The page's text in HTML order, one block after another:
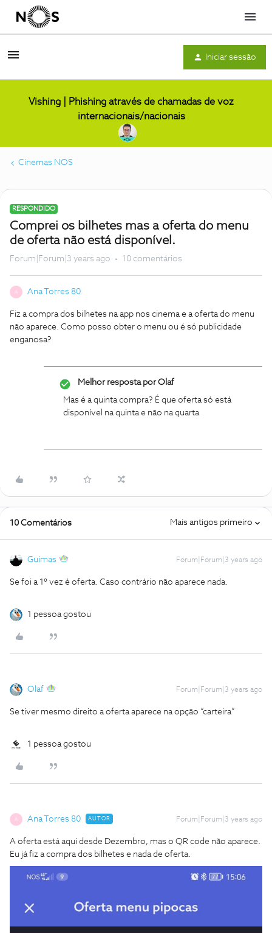
Menu
Iniciar sessão
Vishing | Phishing através de chamadas de voz
internacionais/nacionais
Cinemas NOS
RESPONDIDO
Comprei os bilhetes mas a oferta do menu
de oferta não está disponível.
Forum|Forum|3 years ago 10 comentários
A Ana Torres 80
Fiz a compra dos bilhetes na app nos cinema e a oferta do menu
não aparece. Como posso obter o menu ou é só publicidade
enganosa?
Melhor resposta porOlaf
Mas é a quinta compra? É que oferta só está
disponível na quinta e não na quarta
10 Comentários Mais antigos primeiro
Guimas Forum|Forum|3 years ago
Se foi a 1º vez é oferta. Caso contrário não aparece nada.
1 pessoa gostou
Olaf Forum|Forum|3 years ago
Se tiver mesmo direito a oferta aparece na opção “carteira”
1 pessoa gostou
A Ana Torres 80 AUTOR Forum|Forum|3 years ago
A oferta está aqui desde Dezembro, mas o QR code não aparece.
Eu já fiz a compra dos bilhetes e nada de oferta.